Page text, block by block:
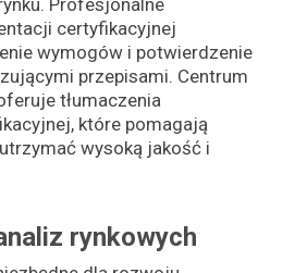
Profesjonalne
certyfikacyjnej
wymogów i potwierdzenie
przepisami. Centrum
tłumaczenia
które pomagają
wysoką jakość i
rynkowych